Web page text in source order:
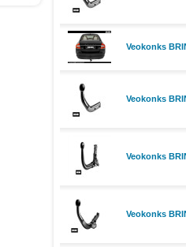
Veokonks
Veokonks
Veokonks
Veokonks